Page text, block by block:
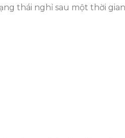
thái nghỉ sau một thời